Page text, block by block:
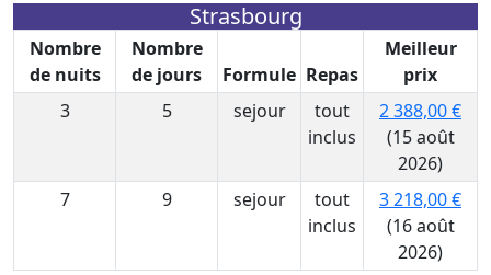
Strasbourg
Nombre
de nuits
Nombre
de jours
Formule Repas
Meilleur
prix
3
5 sejour
tout
inclus
2 388,00 €
(15 août
2026)
7
9 sejour
tout
inclus
3 218,00 €
(16 août
2026)